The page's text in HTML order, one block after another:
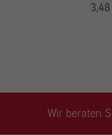
Wir beraten